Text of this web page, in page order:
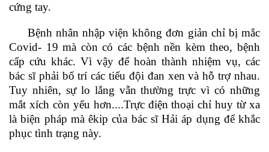
cứng tay.
Bệnh nhân nhập viện không đơn giản chỉ bị mắc
Covid- 19 mà còn có các bệnh nền kèm theo, bệnh
cấp cứu khác. Vì vậy để hoàn thành nhiệm vụ, các
bác sĩ phải bố trí các tiểu đội đan xen và hỗ trợ nhau.
Tuy nhiên, sự lo lắng vẫn thường trực vì có những
mắt xích còn yếu hơn....Trực điện thoại chỉ huy từ xa
là biện pháp mà êkip của bác sĩ Hải áp dụng để khắc
phục tình trạng này.